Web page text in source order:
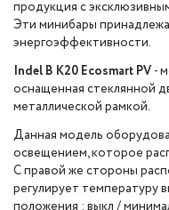
продукция с
Эти минибары
энергоэффективности.
Indel B K20 Ecosmart PV -
оснащенная стеклянной
металлической рамкой.
Данная модель
освещением, которое
С правой же стороны
регулирует температуру
положения : выкл /